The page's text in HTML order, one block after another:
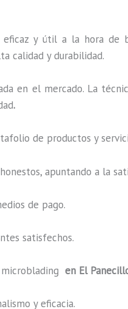
eficaz y útil a la hora de
calidad y durabilidad.
en el mercado. La
.
de productos y
apuntando a la
de pago.
satisfechos.
microblading en El
y eficacia.